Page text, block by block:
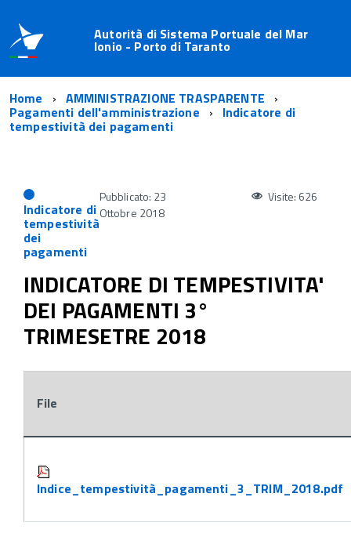
Autorità di Sistema Portuale del Mar
Ionio - Porto di Taranto
Home AMMINISTRAZIONE TRASPARENTE
Pagamenti dell'amministrazione Indicatore di
tempestività dei pagamenti
Indicatore di
tempestività
dei
pagamenti
Pubblicato: 23
Ottobre 2018
Visite: 626
INDICATORE DI TEMPESTIVITA'
DEI PAGAMENTI 3°
TRIMESETRE 2018
File
Indice_tempestività_pagamenti_3_TRIM_2018.pdf